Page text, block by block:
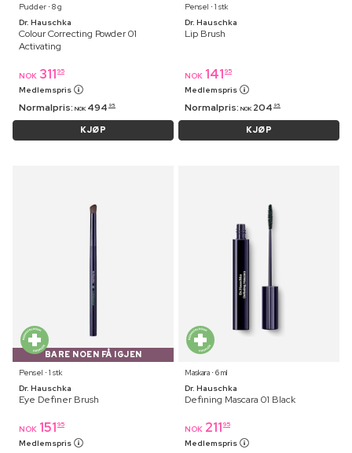
Pudder ⋅ 8 g
Dr. Hauschka
Colour Correcting Powder 01
Activating
NOK 311 95
Medlemspris
Normalpris: NOK 494 95
KJØP
Pensel ⋅ 1 stk
Dr. Hauschka
Lip Brush
NOK 141 95
Medlemspris
Normalpris: NOK 204 95
KJØP
BARE NOEN FÅ IGJEN
Pensel ⋅ 1 stk
Dr. Hauschka
Eye Definer Brush
NOK 151 95
Medlemspris
Maskara ⋅ 6 ml
Dr. Hauschka
Defining Mascara 01 Black
NOK 211 95
Medlemspris